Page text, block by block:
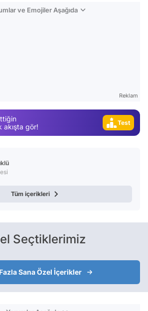
ve Emojiler Aşağıda
Reklam
gör!
Gündem
Tüm içerikleri
Seçtiklerimiz
Sana Özel İçerikler